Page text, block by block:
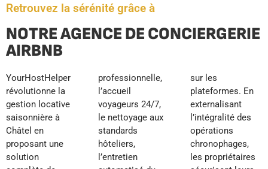
Retrouvez la sérénité grâce à
NOTRE AGENCE DE CONCIERGERIE
AIRBNB
YourHostHelper
révolutionne la
gestion locative
saisonnière à
Châtel en
proposant une
solution
professionnelle,
l’accueil
voyageurs 24/7,
le nettoyage aux
standards
hôteliers,
l’entretien
sur les
plateformes. En
externalisant
l’intégralité des
opérations
chronophages,
les propriétaires